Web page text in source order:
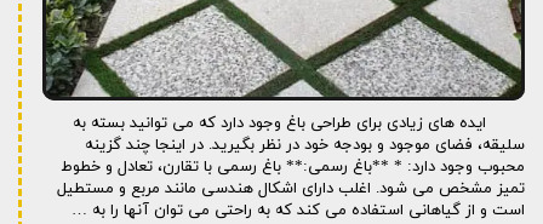
ایده های زیادی برای طراحی باغ وجود دارد که می توانید بسته به
سلیقه، فضای موجود و بودجه خود در نظر بگیرید. در اینجا چند گزینه
محبوب وجود دارد: * **باغ رسمی:** باغ رسمی با تقارن، تعادل و خطوط
تمیز مشخص می شود. اغلب دارای اشکال هندسی مانند مربع و مستطیل
است و از گیاهانی استفاده می کند که به راحتی می توان آنها را به …